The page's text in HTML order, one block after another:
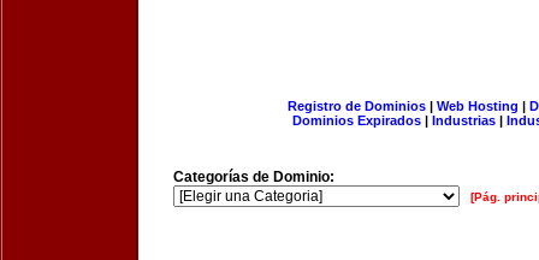
Registro de Dominios| Web Hosting |
Dominios Expirados | Industrias |
Categorías de Dominio:
[Pág.